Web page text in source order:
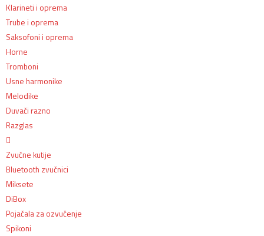
Klarineti i oprema
Trube i oprema
Saksofoni i oprema
Horne
Tromboni
Usne harmonike
Melodike
Duvači razno
Razglas
Zvučne kutije
Bluetooth zvučnici
Miksete
DiBox
Pojačala za ozvučenje
Spikoni